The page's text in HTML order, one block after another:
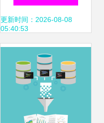
性化营销新时代？
更新时间：2026-08-08
05:40:53